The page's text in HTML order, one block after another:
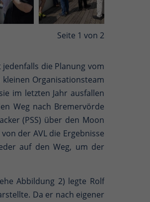
Seite 1 von 2
die Planung vom
Organisationsteam
im letzten Jahr ausfallen
Weg nach Bremervörde
(PSS) über den Moon
der AVL die Ergebnisse
auf den Weg, um der
Abbildung 2) legte Rolf
Da er nach eigener